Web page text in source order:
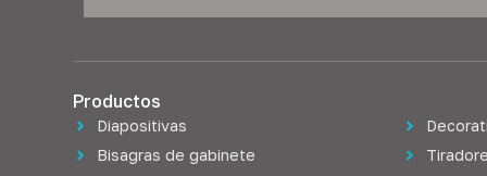
Productos
Diapositivas
Bisagras de gabinete